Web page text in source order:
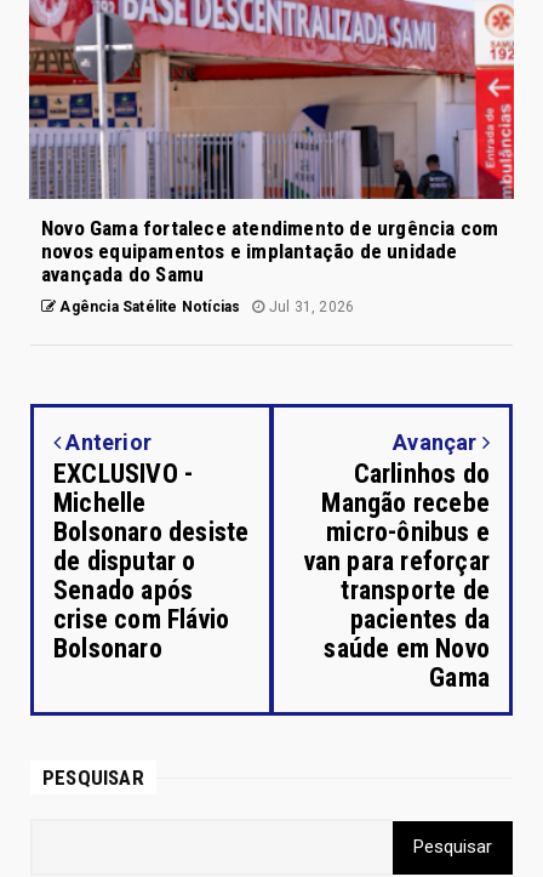
Novo Gama fortalece atendimento de urgência com
novos equipamentos e implantação de unidade
avançada do Samu
Agência Satélite Notícias Jul 31, 2026
Anterior
EXCLUSIVO -
Michelle
Bolsonaro desiste
de disputar o
Senado após
crise com Flávio
Bolsonaro
Avançar
Carlinhos do
Mangão recebe
micro-ônibus e
van para reforçar
transporte de
pacientes da
saúde em Novo
Gama
PESQUISAR